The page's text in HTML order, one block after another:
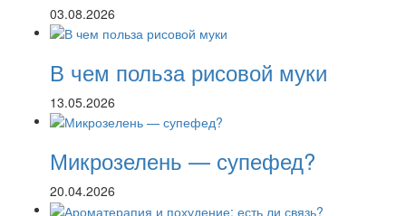
03.08.2026
В чем польза рисовой муки
13.05.2026
Микрозелень — супефед?
20.04.2026